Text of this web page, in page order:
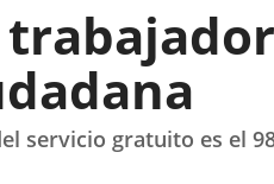
servicio gratuito es el